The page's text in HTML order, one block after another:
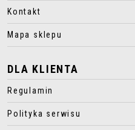
Kontakt
Mapa sklepu
DLA KLIENTA
Regulamin
Polityka serwisu